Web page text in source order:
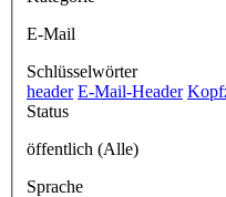
E-Mail
Schlüsselwörter
header E-Mail-Header
Status
öffentlich (Alle)
Sprache